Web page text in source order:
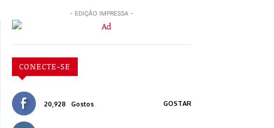
- EDIÇÃO IMPRESSA -
CONECTE-SE
20,928 Gostos GOSTAR